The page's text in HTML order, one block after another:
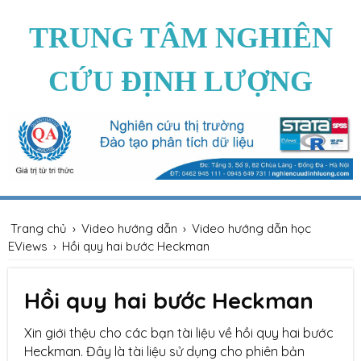
TRUNG TÂM NGHIÊN
CỨU ĐỊNH LƯỢNG
Trang chủ › Video hướng dẫn › Video hướng dẫn học
EViews › Hồi quy hai bước Heckman
Hồi quy hai bước Heckman
Xin giới thệu cho các bạn tài liệu về hồi quy hai bước
Heckman. Đây là tài liệu sử dụng cho phiên bản